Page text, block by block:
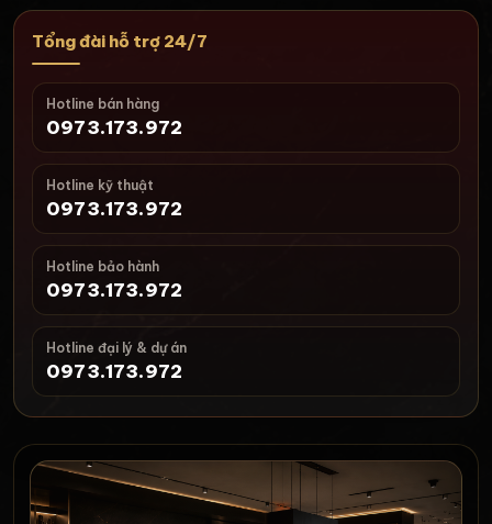
Tổng đài hỗ trợ 24/7
Hotline bán hàng
0973.173.972
Hotline kỹ thuật
0973.173.972
Hotline bảo hành
0973.173.972
Hotline đại lý & dự án
0973.173.972